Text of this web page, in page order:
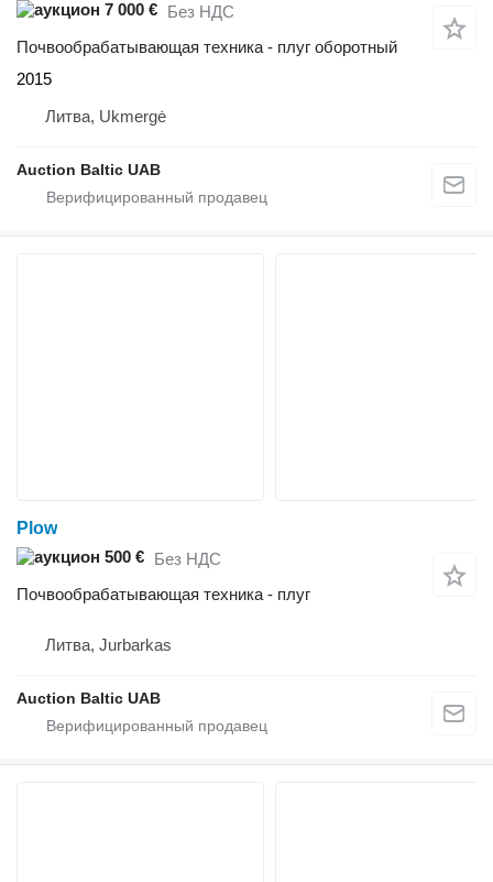
7 000 € Без НДС
Почвообрабатывающая техника - плуг оборотный
2015
Литва, Ukmergė
Auction Baltic UAB
Plow
500 € Без НДС
Почвообрабатывающая техника - плуг
Литва, Jurbarkas
Auction Baltic UAB